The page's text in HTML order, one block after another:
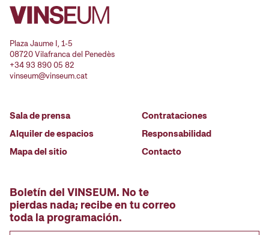
Plaza Jaume I, 1-5
08720 Vilafranca del Penedès
+34 93 890 05 82
vinseum@vinseum.cat
Sala de prensa
Alquiler de espacios
Mapa del sitio
Contrataciones
Responsabilidad
Contacto
Boletín del VINSEUM. No te
pierdas nada; recibe en tu correo
toda la programación.